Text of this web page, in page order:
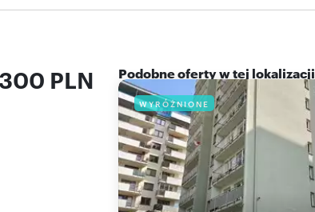
PLN Podobne oferty w tej lokalizacji
WYRÓŻNIONE